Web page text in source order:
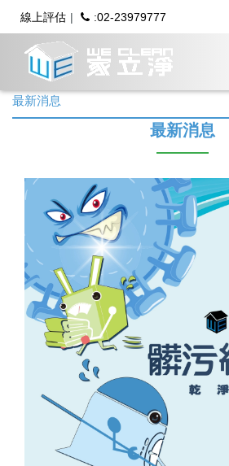
線上評估 :02-23979777
最新消息
最新消息